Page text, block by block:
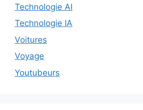
Technologie AI
Technologie IA
Voitures
Voyage
Youtubeurs